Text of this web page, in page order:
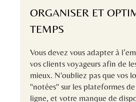
ORGANISER ET
TEMPS
Vous devez vous adapter à
vos clients voyageurs afin de
mieux. N'oubliez pas que vos
"notées" sur les plateformes
ligne, et votre manque de